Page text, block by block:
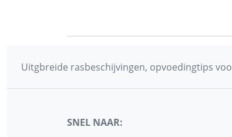
Uitgbreide rasbeschijvingen, opvoedingtips
SNEL NAAR: